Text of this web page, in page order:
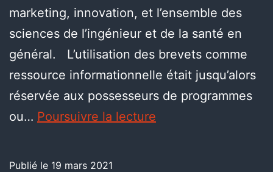
marketing, innovation, et l’ensemble des
sciences de l’ingénieur et de la santé en
général. L’utilisation des brevets comme
ressource informationnelle était jusqu’alors
réservée aux possesseurs de programmes
ou… Poursuivre la lecture
Publié le 19 mars 2021